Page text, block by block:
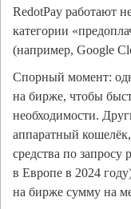
RedotPay работают
категории
(например, Google
Спорный момент:
на бирже, чтобы
необходимости.
аппаратный
средства по запросу
в Европе в 2024
на бирже сумму на